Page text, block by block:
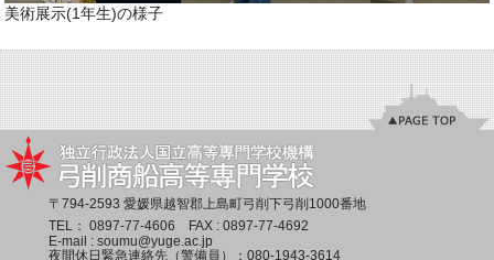
美術展示(1年生)の様子
〒794-2593 愛媛県越智郡上島町弓削下弓削1000番地
TEL： 0897-77-4606 FAX : 0897-77-4692
E-mail : soumu@yuge.ac.jp
夜間休日緊急連絡先（警備員）： 080-1943-3614